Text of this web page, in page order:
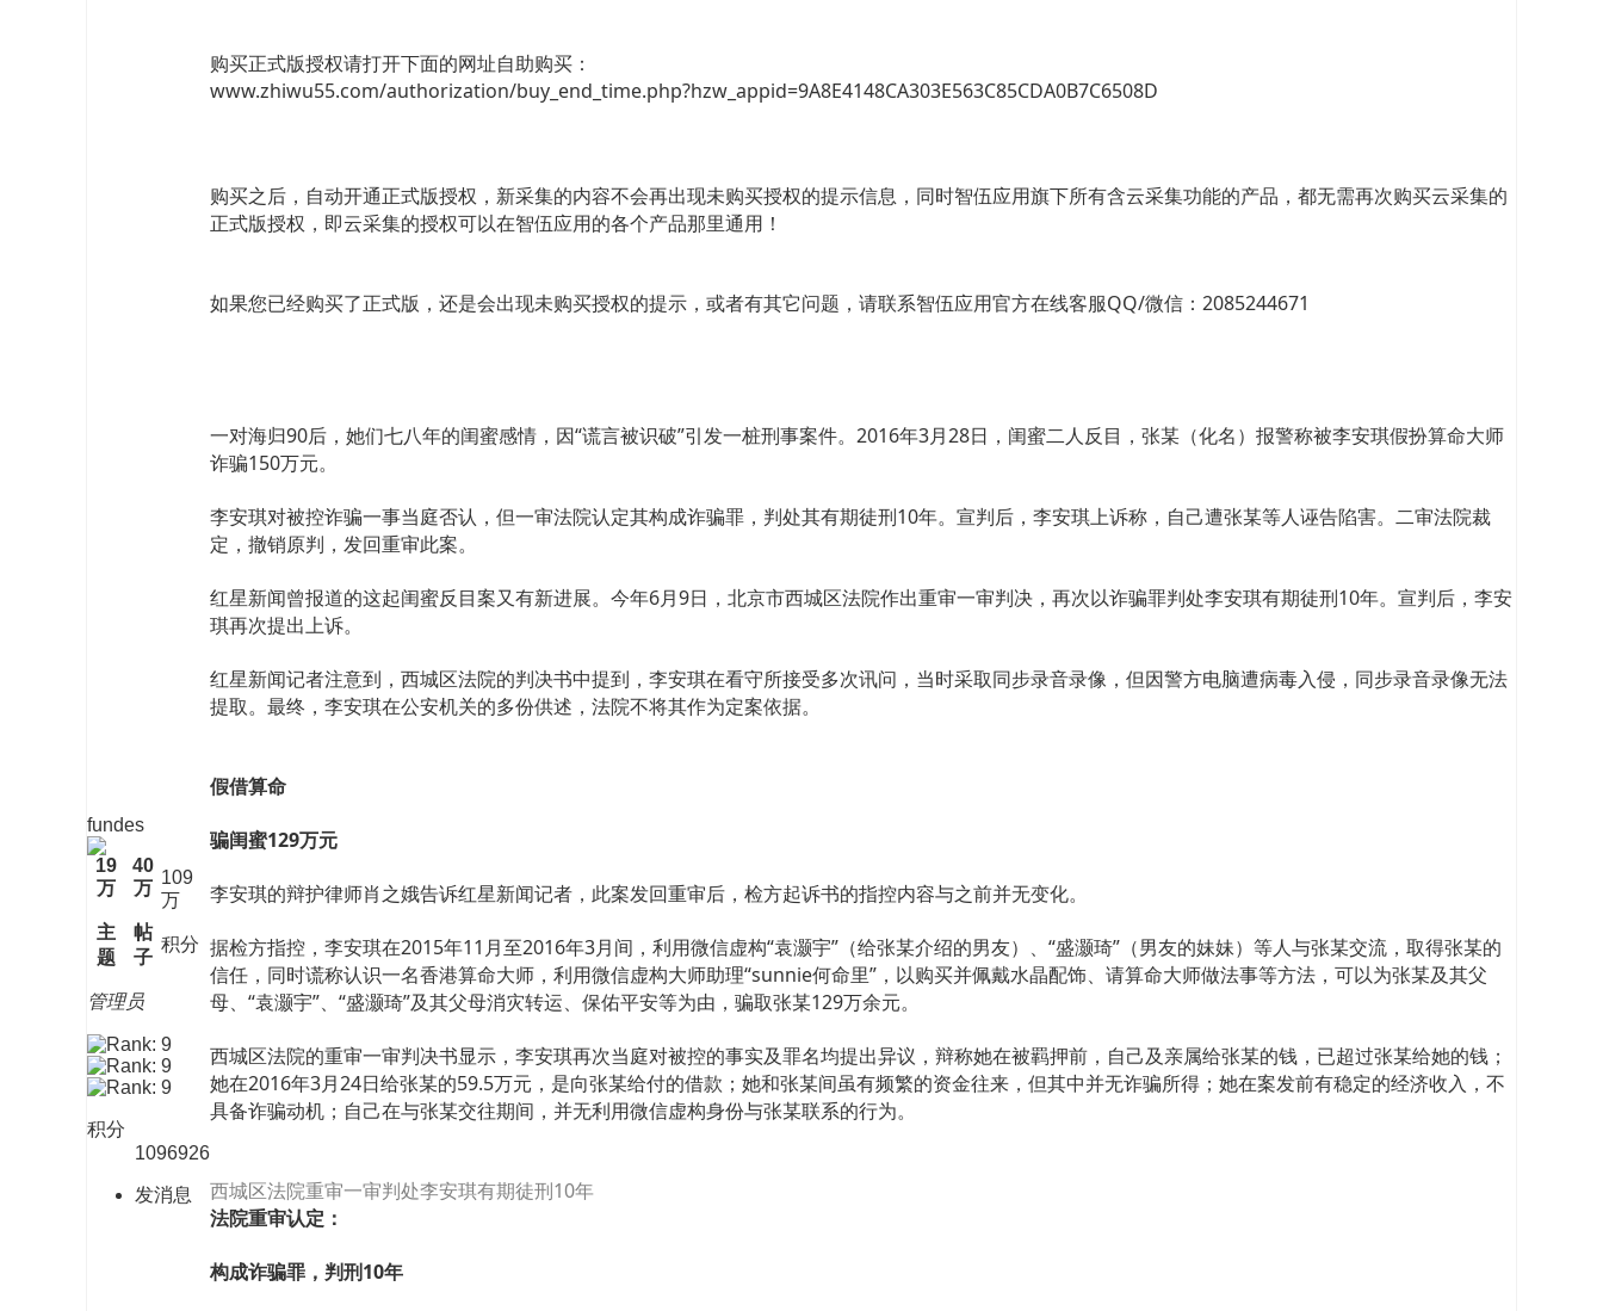
fundes
19
万
主
题
40
万
帖
子
109
万
积分
管理员
积分
1096926
发消息
购买正式版授权请打开下面的网址自助购买：
www.zhiwu55.com/authorization/buy_end_time.php?hzw_appid=9A8E4148CA303E563C85CDA0B7C6508D
购买之后，自动开通正式版授权，新采集的内容不会再出现未购买授权的提示信息，同时智伍应用旗下所有含云采集功能的产品，都无需再次购买云采集的
正式版授权，即云采集的授权可以在智伍应用的各个产品那里通用！
如果您已经购买了正式版，还是会出现未购买授权的提示，或者有其它问题，请联系智伍应用官方在线客服QQ/微信：2085244671
一对海归90后，她们七八年的闺蜜感情，因“谎言被识破”引发一桩刑事案件。2016年3月28日，闺蜜二人反目，张某（化名）报警称被李安琪假扮算命大师
诈骗150万元。
李安琪对被控诈骗一事当庭否认，但一审法院认定其构成诈骗罪，判处其有期徒刑10年。宣判后，李安琪上诉称，自己遭张某等人诬告陷害。二审法院裁
定，撤销原判，发回重审此案。
红星新闻曾报道的这起闺蜜反目案又有新进展。今年6月9日，北京市西城区法院作出重审一审判决，再次以诈骗罪判处李安琪有期徒刑10年。宣判后，李安
琪再次提出上诉。
红星新闻记者注意到，西城区法院的判决书中提到，李安琪在看守所接受多次讯问，当时采取同步录音录像，但因警方电脑遭病毒入侵，同步录音录像无法
提取。最终，李安琪在公安机关的多份供述，法院不将其作为定案依据。
假借算命
骗闺蜜129万元
李安琪的辩护律师肖之娥告诉红星新闻记者，此案发回重审后，检方起诉书的指控内容与之前并无变化。
据检方指控，李安琪在2015年11月至2016年3月间，利用微信虚构“袁灏宇”（给张某介绍的男友）、“盛灏琦”（男友的妹妹）等人与张某交流，取得张某的
信任，同时谎称认识一名香港算命大师，利用微信虚构大师助理“sunnie何命里”，以购买并佩戴水晶配饰、请算命大师做法事等方法，可以为张某及其父
母、“袁灏宇”、“盛灏琦”及其父母消灾转运、保佑平安等为由，骗取张某129万余元。
西城区法院的重审一审判决书显示，李安琪再次当庭对被控的事实及罪名均提出异议，辩称她在被羁押前，自己及亲属给张某的钱，已超过张某给她的钱；
她在2016年3月24日给张某的59.5万元，是向张某给付的借款；她和张某间虽有频繁的资金往来，但其中并无诈骗所得；她在案发前有稳定的经济收入，不
具备诈骗动机；自己在与张某交往期间，并无利用微信虚构身份与张某联系的行为。
西城区法院重审一审判处李安琪有期徒刑10年
法院重审认定：
构成诈骗罪，判刑10年